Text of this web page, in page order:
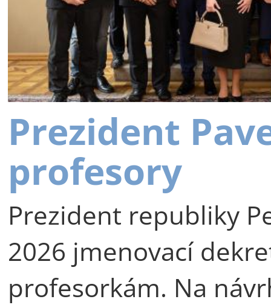
Prezident
profesory
Prezident republiky
2026 jmenovací
profesorkám. Na